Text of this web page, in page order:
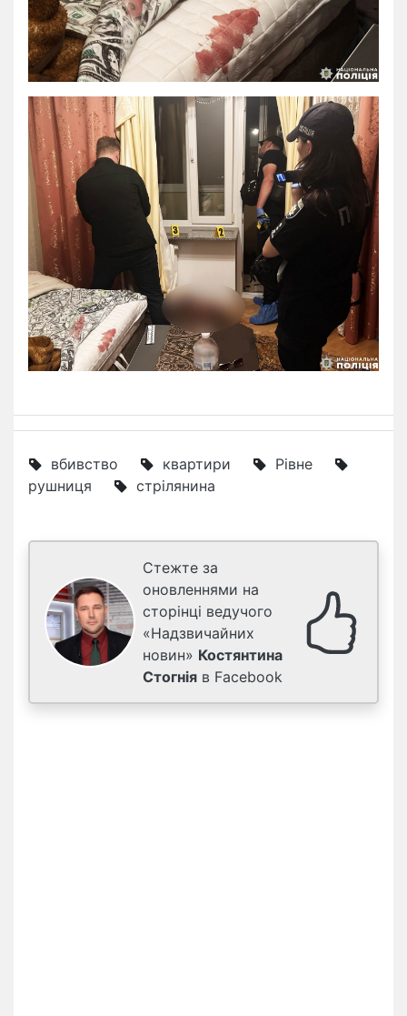
вбивство квартири
Рівне
рушниця
стрілянина
Стежте за
оновленнями на
сторінці ведучого
«Надзвичайних
новин» Костянтина
Стогнія в Facebook